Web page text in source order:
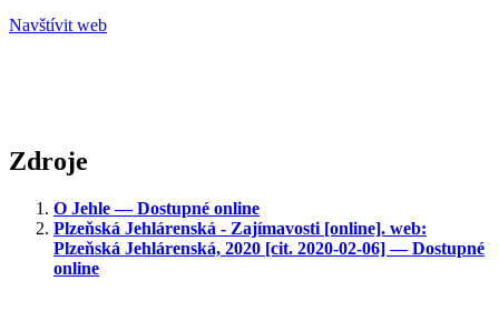
Navštívit web
Zdroje
O Jehle — Dostupné online
Plzeňská Jehlárenská - Zajímavosti [online]. web:
Plzeňská Jehlárenská, 2020 [cit. 2020-02-06] — Dostupné
online